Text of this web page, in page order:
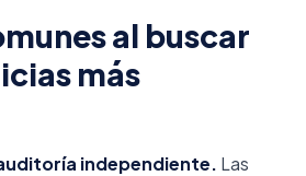
al buscar
más
independiente. Las